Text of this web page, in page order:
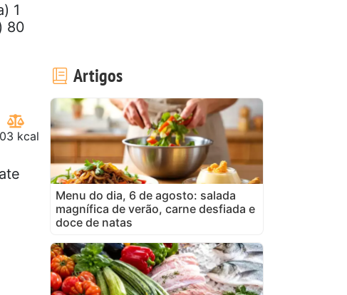
1
80
kcal
Artigos
Menu do dia, 6 de agosto: salada
magnífica de verão, carne desfiada e
doce de natas